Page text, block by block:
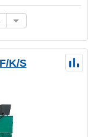
K/S